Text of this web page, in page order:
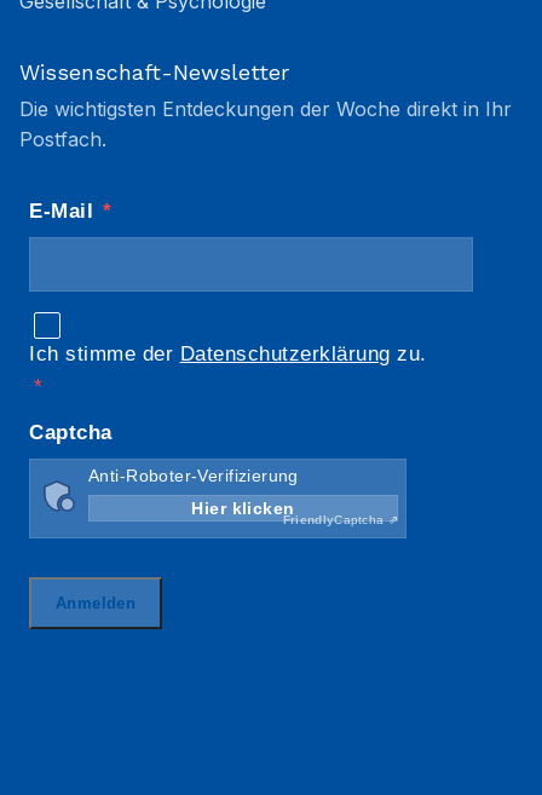
Wissenschaft-Newsletter
Die wichtigsten Entdeckungen der Woche direkt in Ihr
Postfach.